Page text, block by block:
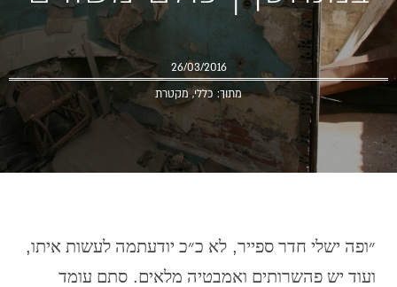
26/03/2016
מתוך:כללי,מקטרת
״ופה ישלי חדר ספייר,לא כ״כ יודעתמה לעשות איתו,
ועוד יש פהשרותים ואמבטיה מלאים.סתם עומד